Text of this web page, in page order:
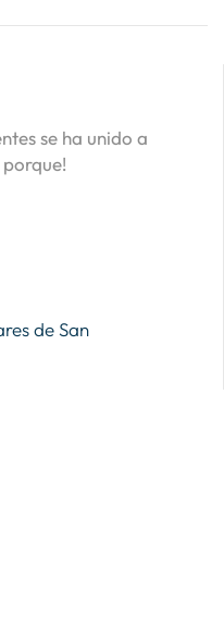
se ha unido a
de San